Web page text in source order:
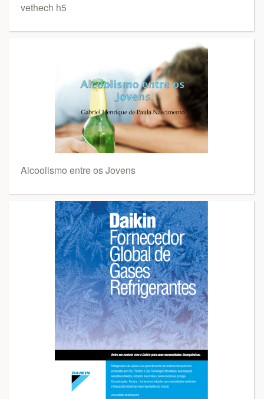
vethech h5
Alcoolismo entre os Jovens